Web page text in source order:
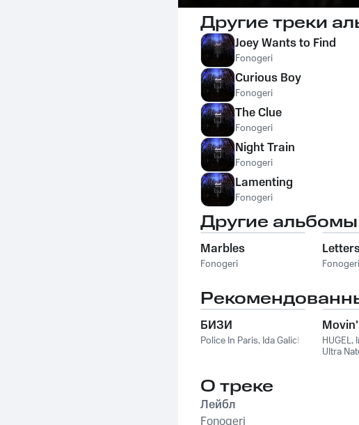
Другие треки
Joey Wants to Find
Fonogeri
Curious Boy
Fonogeri
The Clue
Fonogeri
Night Train
Fonogeri
Lamenting
Fonogeri
Другие
Marbles
Fonogeri Fonogeri
БИЗИ
Police In Paris, Ida Galich HUGEL,
Ultra
О треке
Лейбл
Fonogeri